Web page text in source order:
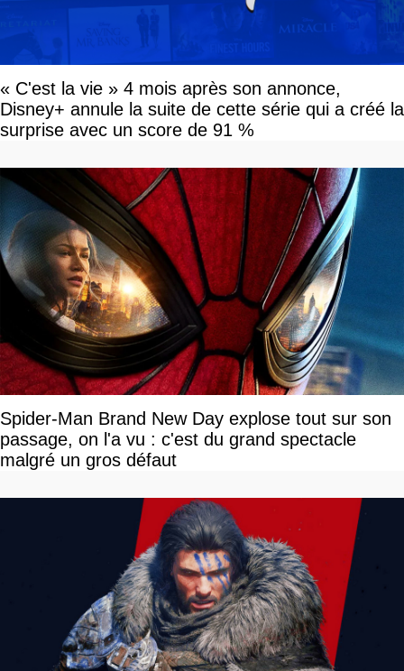
« C'est la vie » 4 mois après son annonce,
Disney+ annule la suite de cette série qui a créé la
surprise avec un score de 91 %
Spider-Man Brand New Day explose tout sur son
passage, on l'a vu : c'est du grand spectacle
malgré un gros défaut